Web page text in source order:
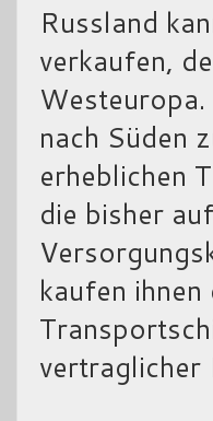
Russland
verkaufen,
nach Süden
erheblichen
die bisher
kaufen
vertraglicher